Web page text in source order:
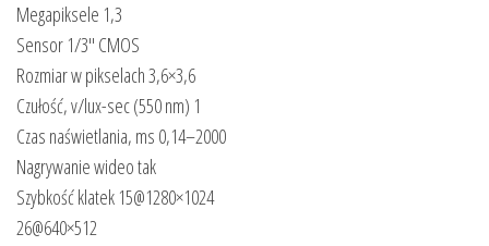
Megapiksele 1,3
Sensor 1/3″ CMOS
Rozmiar w pikselach 3,6×3,6
Czułość, v/lux-sec (550 nm) 1
Czas naświetlania, ms 0,14–2000
Nagrywanie wideo tak
Szybkość klatek 15@1280×1024
26@640×512